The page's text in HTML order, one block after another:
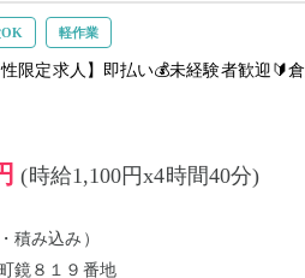
OK 軽作業
性限定求人】即払い💰未経験者歓迎🔰
(時給1,100円x4時間40分)
積み込み）
鏡８１９番地